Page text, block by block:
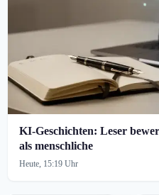
KI-Geschichten: Leser
als menschliche
Heute, 15:19 Uhr